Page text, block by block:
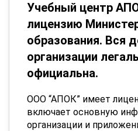
Учебный центр
лицензию
образования. Вся
организации
официальна.
ООО “АПОК” имеет
включает основную
организации и